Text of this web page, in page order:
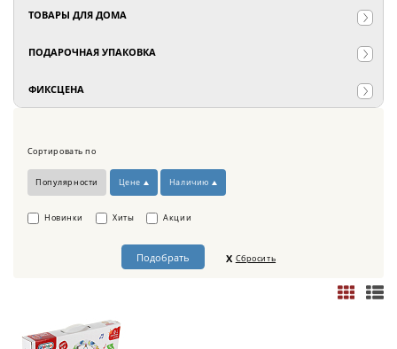
ТОВАРЫ ДЛЯ ДОМА
ПОДАРОЧНАЯ УПАКОВКА
ФИКСЦЕНА
Сортировать по
Популярности Цене Наличию
Сбросить
Новинки Хиты Акции